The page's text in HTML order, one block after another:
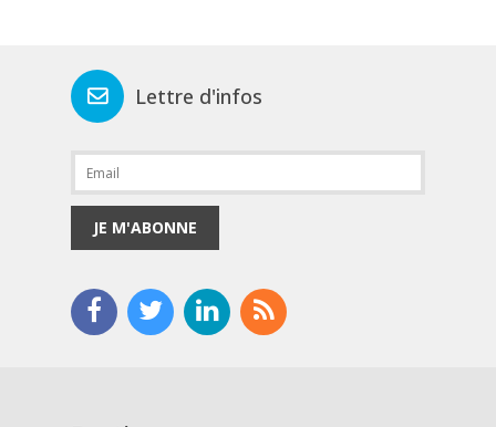
Lettre d'infos
JE M'ABONNE